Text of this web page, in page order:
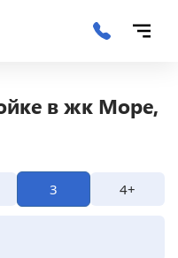
в жк Море,
3 4+